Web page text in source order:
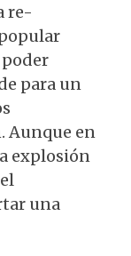
re-
poder
para un
Aunque en
explosión
una